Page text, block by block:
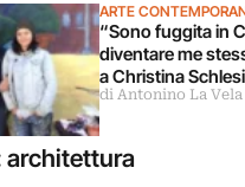
ARTE
“Sono fuggita in
diventare me
a Christina
delle Guerrilla Girls
di Antonino La Vela
architettura